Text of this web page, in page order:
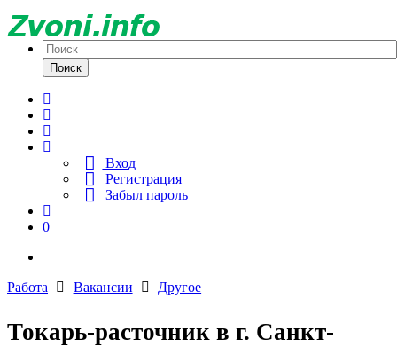
Поиск
Вход
Регистрация
Забыл пароль
0
Работа Вакансии Другое
Токарь-расточник в г. Санкт-